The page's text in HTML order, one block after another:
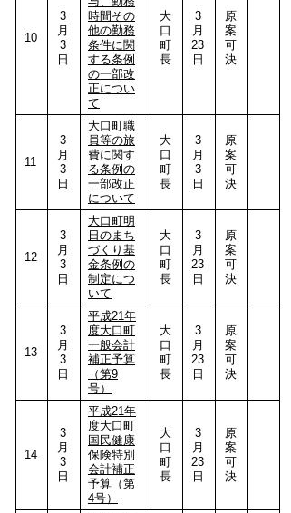
10
3
月
3
日
時間その
他の勤務
条件に関
する条例
の一部改
正につい
て
大
口
町
長
3
月
23
日
原
案
可
決
11
3
月
3
日
大口町職
員等の旅
費に関す
る条例の
一部改正
について
大
口
町
長
3
月
3
日
原
案
可
決
12
3
月
3
日
大口町明
日のまち
づくり基
金条例の
制定につ
いて
大
口
町
長
3
月
23
日
原
案
可
決
13
3
月
3
日
平成21年
度大口町
一般会計
補正予算
（第9
号）
大
口
町
長
3
月
23
日
原
案
可
決
14
3
月
3
日
平成21年
度大口町
国民健康
保険特別
会計補正
予算（第
4号）
大
口
町
長
3
月
23
日
原
案
可
決